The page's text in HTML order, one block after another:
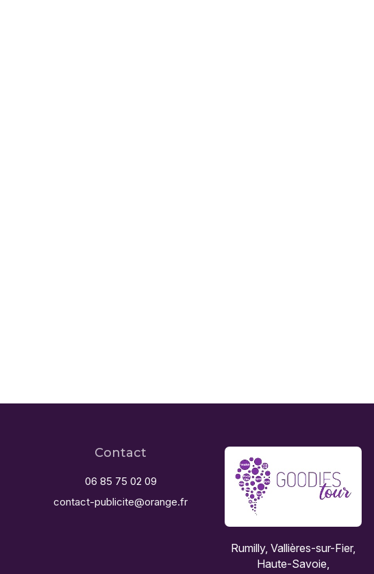
Contact
06 85 75 02 09
contact-publicite@orange.fr
Rumilly, Vallières-sur-Fier,
Haute-Savoie,